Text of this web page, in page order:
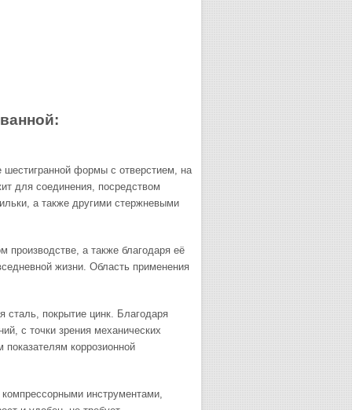
формы с отверстием, на
для соединения, посредством
а также другими стержневыми
а также благодаря её
жизни. Область применения
покрытие цинк. Благодаря
с точки зрения механических
коррозионной
инструментами,